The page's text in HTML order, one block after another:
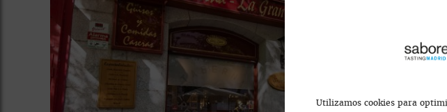
Utilizamos cookies para